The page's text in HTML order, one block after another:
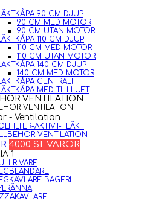
90 CM DJUP
90 CM MED MOTOR
90 CM UTAN MOTOR
110 CM DJUP
110 CM MED MOTOR
110 CM UTAN MOTOR
140 CM DJUP
140 CM MED MOTOR
CENTRALT
MED TILLLUFT
VENTILATION
- Ventilation
AKTIVT-FLÄKT
VENTILATION
4000 ST VAROR
1
BAGERI